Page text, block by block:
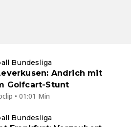
Bundesliga
Andrich mit
Golfcart-Stunt
• 01:01 Min
Bundesliga